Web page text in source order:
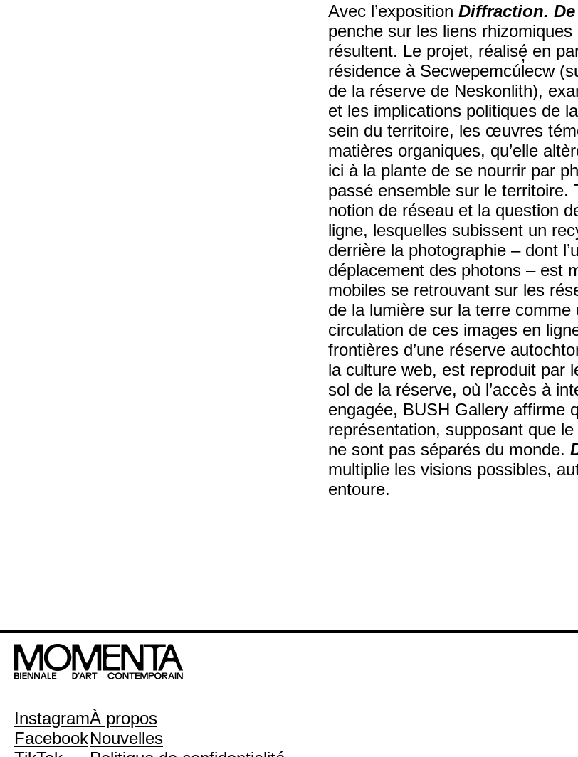
Avec l’expositionDiffraction.
penche sur les liens
résultent. Le projet, réalisé en
résidence à Secwepemcúl̓ecw
de la réserve de Neskonlith),
et les implications politiques de
sein du territoire, les œuvres
matières organiques, qu’elle
ici à la plante de se nourrir par
passé ensemble sur le territoire.
notion de réseau et la question
ligne, lesquelles subissent un
derrière la photographie – dont
déplacement des photons – est
mobiles se retrouvant sur les
de la lumière sur la terre
circulation de ces images en
frontières d’une réserve
la culture web, est reproduit par
sol de la réserve, où l’accès à
engagée, BUSH Gallery affirme
représentation, supposant que
ne sont pas séparés du monde.
multiplie les visions possibles,
entoure.
Instagram
Facebook
À propos
Nouvelles